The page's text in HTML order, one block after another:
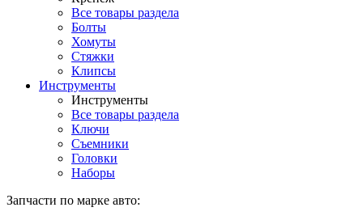
Все товары раздела
Болты
Хомуты
Стяжки
Клипсы
Инструменты
Инструменты
Все товары раздела
Ключи
Съемники
Головки
Наборы
Запчасти по марке авто: